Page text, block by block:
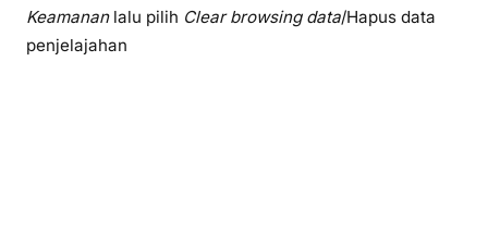
Keamanan lalu pilih Clear browsing data/Hapus data
penjelajahan